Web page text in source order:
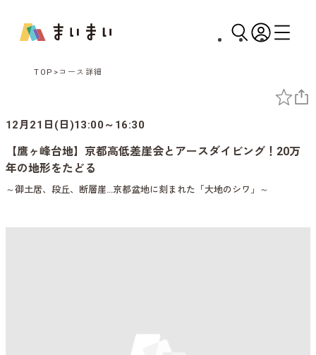
TOP コース詳細
12月21日(日)13:00～16:30
【鷹ヶ峰台地】京都高低差崖会とアースダイビング！20万
年の地形をたどる
～御土居、段丘、断層崖…京都盆地に刻まれた「大地のシワ」～